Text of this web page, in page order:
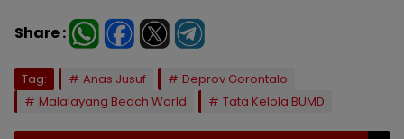
Share :
Tag: Anas Jusuf
Deprov Gorontalo
Malalayang Beach World
Tata Kelola BUMD